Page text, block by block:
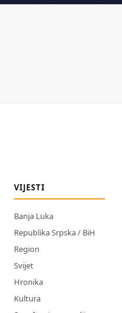
VIJESTI
Banja Luka
Republika Srpska / BiH
Region
Svijet
Hronika
Kultura